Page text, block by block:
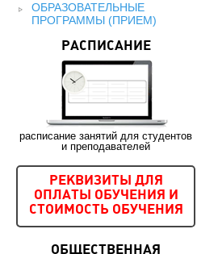
ОБРАЗОВАТЕЛЬНЫЕ
ПРОГРАММЫ (ПРИЕМ)
РАСПИСАНИЕ
расписание занятий для студентов
и преподавателей
РЕКВИЗИТЫ ДЛЯ
ОПЛАТЫ ОБУЧЕНИЯ И
СТОИМОСТЬ ОБУЧЕНИЯ
ОБЩЕСТВЕННАЯ